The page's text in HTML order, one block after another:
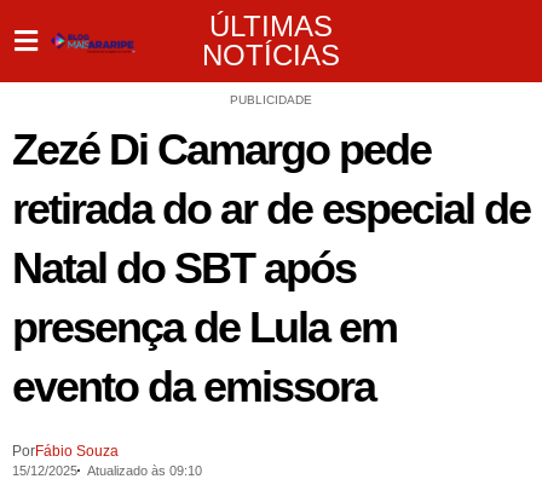
ÚLTIMAS
NOTÍCIAS
PUBLICIDADE
Zezé Di Camargo pede
retirada do ar de especial de
Natal do SBT após
presença de Lula em
evento da emissora
PorFábio Souza
15/12/2025 Atualizado às 09:10